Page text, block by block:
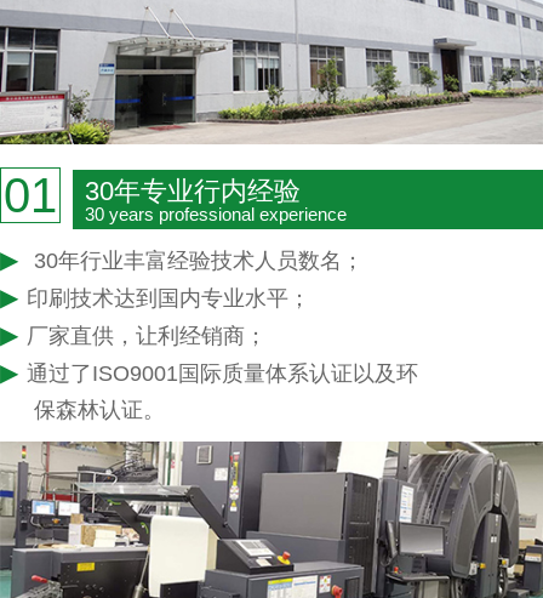
01 30年专业行内经验
30 years professional experience
▶ 30年行业丰富经验技术人员数名；
▶ 印刷技术达到国内专业水平；
▶ 厂家直供，让利经销商；
▶ 通过了ISO9001国际质量体系认证以及环
保森林认证。